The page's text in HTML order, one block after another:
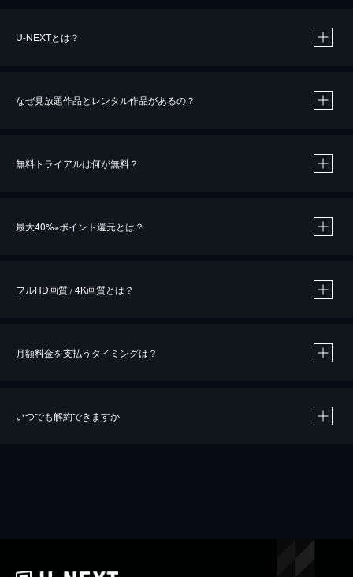
U-NEXTとは？
なぜ見放題作品とレンタル作品があるの？
無料トライアルは何が無料？
最大40%※ポイント還元とは？
※40％ポイント還元の対象は、クレジットカード決済による作品の購入 / レンタルです。
iOSアプリのUコイン決済による作品の購入 / レンタルは、20％のポイント還元です。
フルHD画質 / 4K画質とは？
月額料金を支払うタイミングは？
いつでも解約できますか